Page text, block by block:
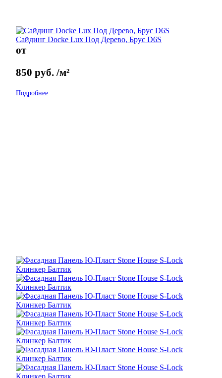
Сайдинг Docke Lux Под Дерево, Брус D6S
от
850 руб. /м²
Подробнее